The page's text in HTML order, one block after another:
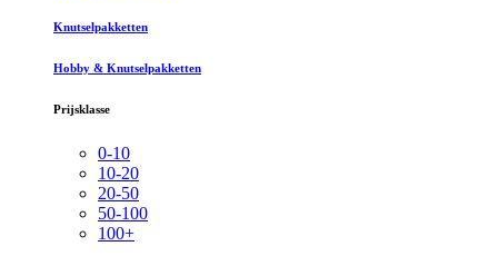
Knutselpakketten
Hobby & Knutselpakketten
Prijsklasse
0-10
10-20
20-50
50-100
100+